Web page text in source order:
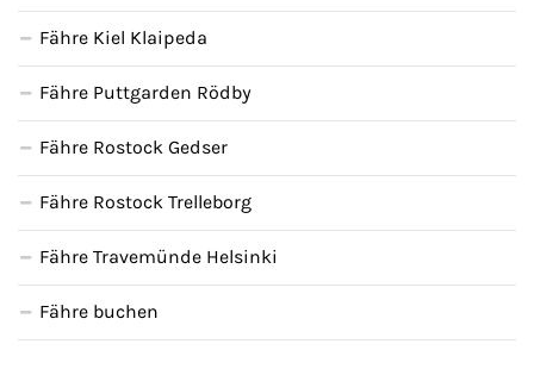
Fähre Kiel Klaipeda
Fähre Puttgarden Rödby
Fähre Rostock Gedser
Fähre Rostock Trelleborg
Fähre Travemünde Helsinki
Fähre buchen